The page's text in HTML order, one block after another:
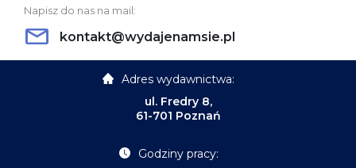
Napisz do nas na mail:
kontakt@wydajenamsie.pl
Adres wydawnictwa:
ul. Fredry 8,
61-701 Poznań
Godziny pracy: